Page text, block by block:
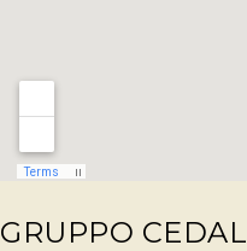
GRUPPO CEDAL